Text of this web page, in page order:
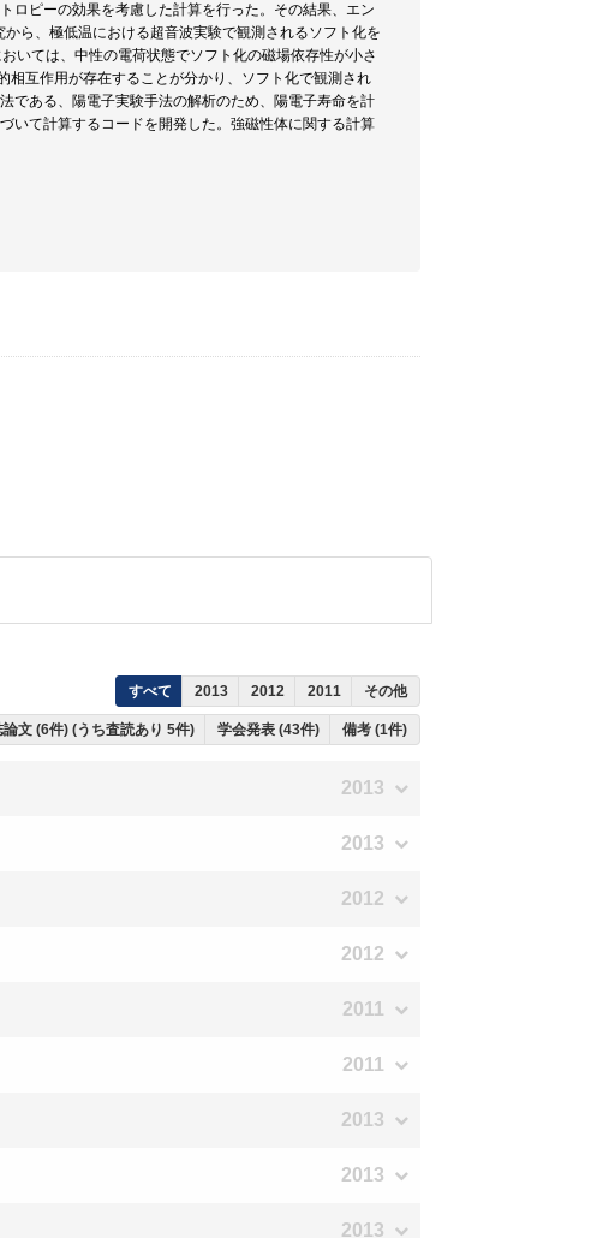
ロピーの効果を考慮した計算を行った。その結果、エン
ら、極低温における超音波実験で観測されるソフト化を
いては、中性の電荷状態でソフト化の磁場依存性が小さ
互作用が存在することが分かり、ソフト化で観測され
である、陽電子実験手法の解析のため、陽電子寿命を計
いて計算するコードを開発した。強磁性体に関する計算
すべて 2013 2012 2011 その他
論文 (6件) (うち査読あり 5件) 学会発表 (43件) 備考 (1件)
2013
2013
2012
2012
2011
2011
2013
2013
2013